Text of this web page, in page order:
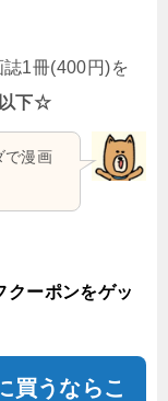
1冊(400円)を
下☆
で漫画
ーポンをゲッ
買うならこ